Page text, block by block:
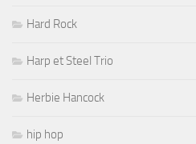
Hard Rock
Harp et Steel Trio
Herbie Hancock
hip hop